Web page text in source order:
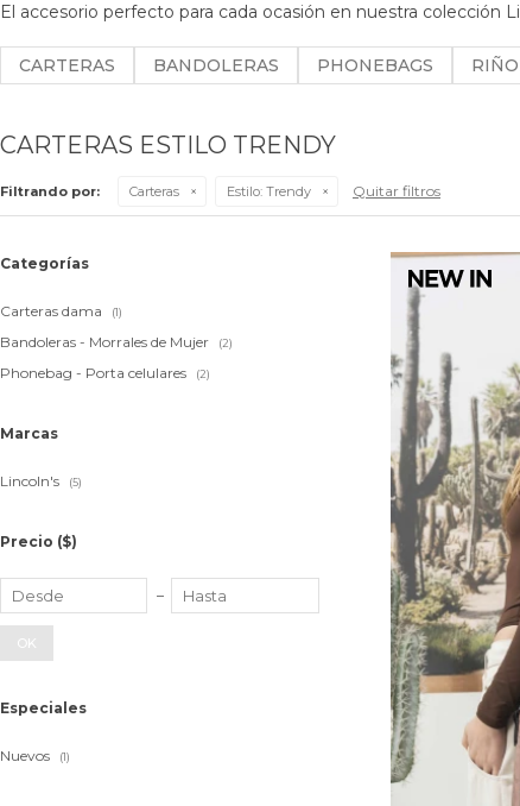
El accesorio perfecto para cada ocasión en nuestra colección
CARTERAS BANDOLERAS PHONEBAGS
CARTERAS ESTILO TRENDY
Filtrando por: Carteras Estilo: Trendy Quitar filtros
Categorías
Carteras dama (1)
Bandoleras - Morrales de Mujer (2)
Phonebag - Porta celulares (2)
Marcas
Lincoln's (5)
Precio ($)
OK
Especiales
Nuevos (1)